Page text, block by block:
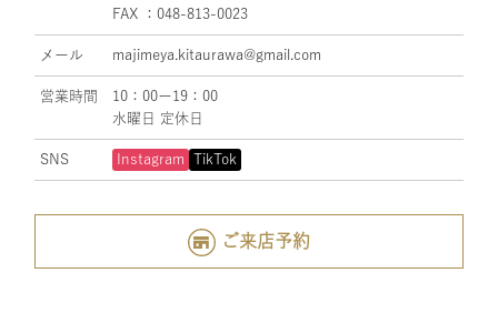
FAX ：048-813-0023
メール majimeya.kitaurawa@gmail.com
営業時間
10：00ー19：00
水曜日 定休日
SNS Instagram TikTok
ご来店予約